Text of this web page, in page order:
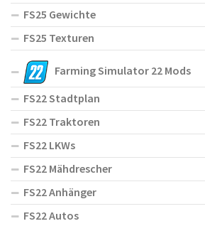
FS25 Gewichte
FS25 Texturen
Farming Simulator 22 Mods
FS22 Stadtplan
FS22 Traktoren
FS22 LKWs
FS22 Mähdrescher
FS22 Anhänger
FS22 Autos